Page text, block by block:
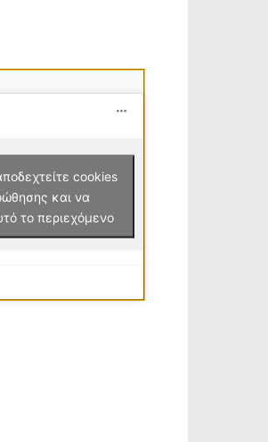
cookies
και να
το περιεχόμενο